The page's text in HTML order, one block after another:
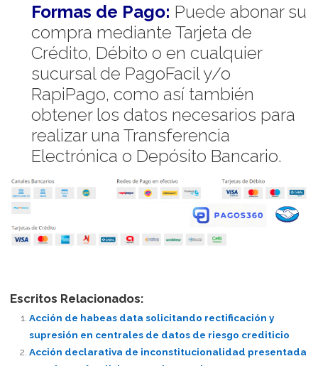
Formas de Pago: Puede abonar su
compra mediante Tarjeta de
Crédito, Débito o en cualquier
sucursal de PagoFacil y/o
RapiPago, como así también
obtener los datos necesarios para
realizar una Transferencia
Electrónica o Depósito Bancario.
Escritos Relacionados:
Acción de habeas data solicitando rectificación y
supresión en centrales de datos de riesgo crediticio
Acción declarativa de inconstitucionalidad presentada